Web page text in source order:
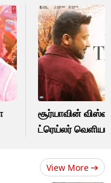
சூர்யாவின்
ட்ரெய்லர்
View More